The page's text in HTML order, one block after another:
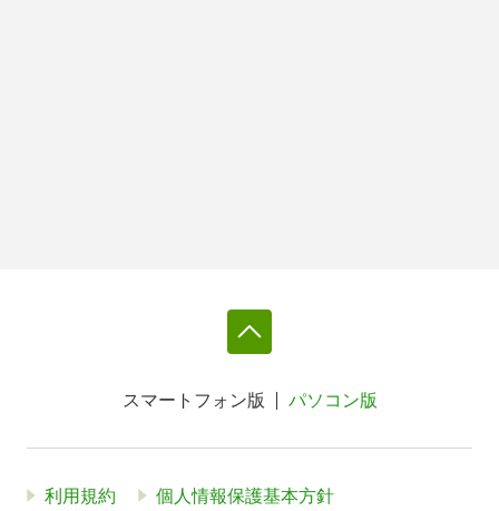
スマートフォン版 パソコン版
利用規約 個人情報保護基本方針